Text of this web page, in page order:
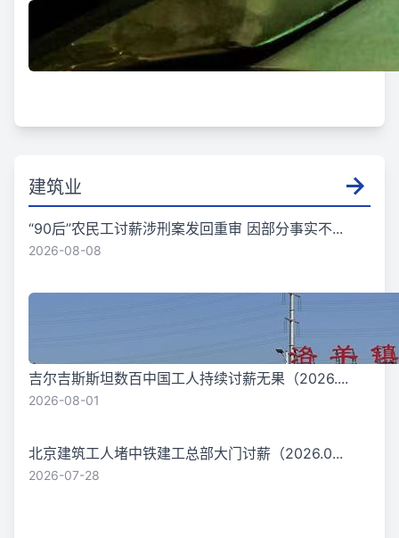
建筑业
“90后”农民工讨薪涉刑案发回重审 因部分事实不...
2026-08-08
吉尔吉斯斯坦数百中国工人持续讨薪无果（2026....
2026-08-01
北京建筑工人堵中铁建工总部大门讨薪（2026.0...
2026-07-28